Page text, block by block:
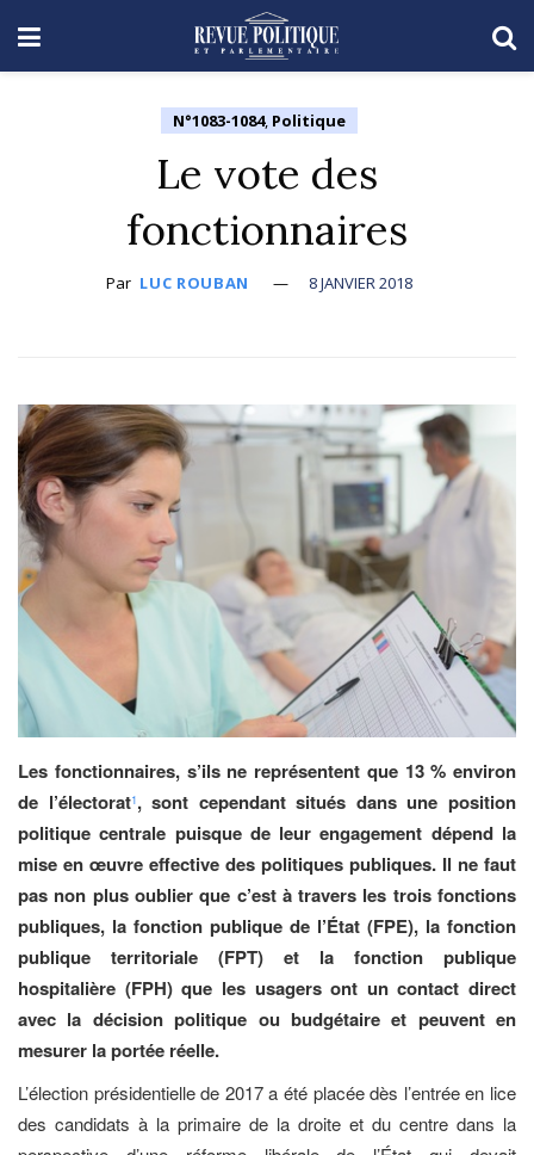
N°1083-1084, Politique
Le vote des
fonctionnaires
Par LUC ROUBAN 8 JANVIER 2018
Les fonctionnaires, s’ils ne représentent que 13 % environ
de l’électorat1, sont cependant situés dans une position
politique centrale puisque de leur engagement dépend la
mise en œuvre effective des politiques publiques. Il ne faut
pas non plus oublier que c’est à travers les trois fonctions
publiques, la fonction publique de l’État (FPE), la fonction
publique territoriale (FPT) et la fonction publique
hospitalière (FPH) que les usagers ont un contact direct
avec la décision politique ou budgétaire et peuvent en
mesurer la portée réelle.
L’élection présidentielle de 2017 a été placée dès l’entrée en lice
des candidats à la primaire de la droite et du centre dans la